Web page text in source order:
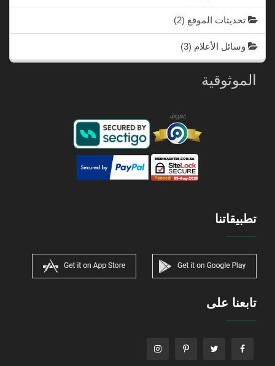
تحديثات الموقع (2)
وسائل الأعلام (3)
الموثوقية
تطبيقاتنا
تابعنا على